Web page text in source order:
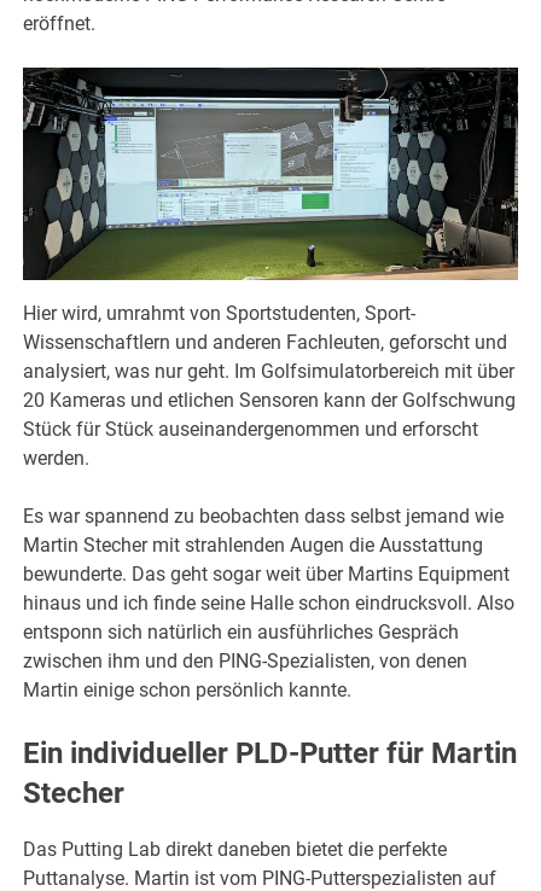
eröffnet.
Hier wird, umrahmt von Sportstudenten, Sport-
Wissenschaftlern und anderen Fachleuten, geforscht und
analysiert, was nur geht. Im Golfsimulatorbereich mit über
20 Kameras und etlichen Sensoren kann der Golfschwung
Stück für Stück auseinandergenommen und erforscht
werden.
Es war spannend zu beobachten dass selbst jemand wie
Martin Stecher mit strahlenden Augen die Ausstattung
bewunderte. Das geht sogar weit über Martins Equipment
hinaus und ich finde seine Halle schon eindrucksvoll. Also
entsponn sich natürlich ein ausführliches Gespräch
zwischen ihm und den PING-Spezialisten, von denen
Martin einige schon persönlich kannte.
Ein individueller PLD-Putter für Martin
Stecher
Das Putting Lab direkt daneben bietet die perfekte
Puttanalyse. Martin ist vom PING-Putterspezialisten auf